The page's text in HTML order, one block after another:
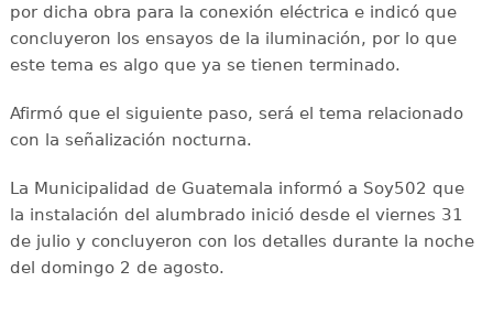
por dicha obra para la conexión eléctrica e indicó que
concluyeron los ensayos de la iluminación, por lo que
este tema es algo que ya se tienen terminado.
Afirmó que el siguiente paso, será el tema relacionado
con la señalización nocturna.
La Municipalidad de Guatemala informó a Soy502 que
la instalación del alumbrado inició desde el viernes 31
de julio y concluyeron con los detalles durante la noche
del domingo 2 de agosto.